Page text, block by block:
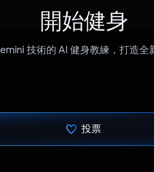
開始健身
技術的 AI 健身教練，打造全
投票